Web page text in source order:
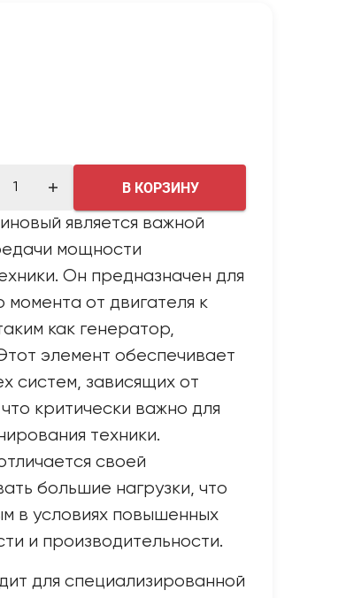
В КОРЗИНУ
является важной
мощности
Он предназначен для
от двигателя к
как генератор,
элемент обеспечивает
систем, зависящих от
критически важно для
техники.
своей
большие нагрузки, что
в условиях повышенных
и производительности.
для специализированной